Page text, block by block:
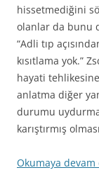
hissetmediğini
olanlar da bunu
“Adli tıp
kısıtlama yok.”
hayati
anlatma diğer
durumu
karıştırmış
Okumaya devam